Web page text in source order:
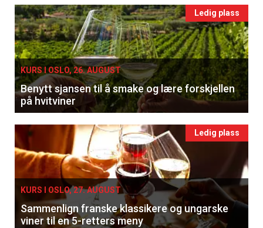
Ledig plass
KURS I OSLO, 26. AUGUST
Benytt sjansen til å smake og lære forskjellen
på hvitviner
Ledig plass
KURS I OSLO, 27. AUGUST
Sammenlign franske klassikere og ungarske
viner til en 5-retters meny